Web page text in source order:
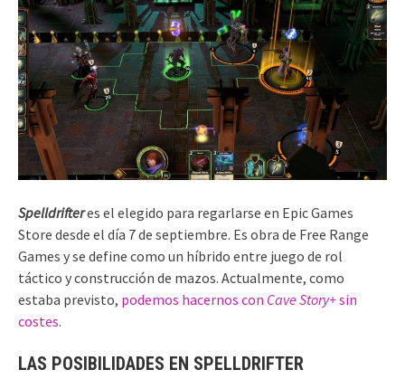
Spelldrifteres el elegido para regarlarse en Epic Games
Store desde el día 7 de septiembre. Es obra de Free Range
Games y se define como un híbrido entre juego de rol
táctico y construcción de mazos. Actualmente, como
estaba previsto, podemos hacernos con Cave Story+sin
costes.
LAS POSIBILIDADES EN SPELLDRIFTER